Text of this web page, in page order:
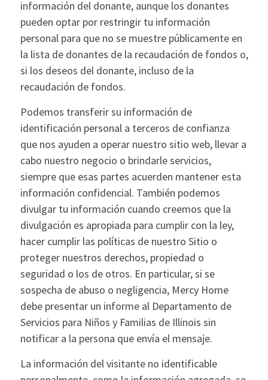
información del donante, aunque los donantes
pueden optar por restringir tu información
personal para que no se muestre públicamente en
la lista de donantes de la recaudación de fondos o,
si los deseos del donante, incluso de la
recaudación de fondos.
Podemos transferir su información de
identificación personal a terceros de confianza
que nos ayuden a operar nuestro sitio web, llevar a
cabo nuestro negocio o brindarle servicios,
siempre que esas partes acuerden mantener esta
información confidencial. También podemos
divulgar tu información cuando creemos que la
divulgación es apropiada para cumplir con la ley,
hacer cumplir las políticas de nuestro Sitio o
proteger nuestros derechos, propiedad o
seguridad o los de otros. En particular, si se
sospecha de abuso o negligencia, Mercy Home
debe presentar un informe al Departamento de
Servicios para Niños y Familias de Illinois sin
notificar a la persona que envía el mensaje.
La información del visitante no identificable